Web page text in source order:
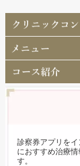
診察券アプリを
におすすめ治療
す。